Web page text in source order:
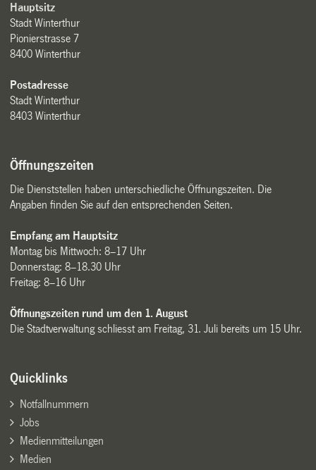
Hauptsitz
Stadt Winterthur
Pionierstrasse 7
8400 Winterthur
Postadresse
Stadt Winterthur
8403 Winterthur
Öffnungszeiten
Die Dienststellen haben unterschiedliche Öffnungszeiten. Die
Angaben finden Sie auf den entsprechenden Seiten.
Empfang am Hauptsitz
Montag bis Mittwoch: 8–17 Uhr
Donnerstag: 8–18.30 Uhr
Freitag: 8–16 Uhr
Öffnungszeiten rund um den 1. August
Die Stadtverwaltung schliesst am Freitag, 31. Juli bereits um 15 Uhr.
Quicklinks
Notfallnummern
Jobs
Medienmitteilungen
Medien